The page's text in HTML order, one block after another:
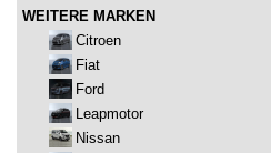
WEITERE MARKEN
Citroen
Fiat
Ford
Leapmotor
Nissan